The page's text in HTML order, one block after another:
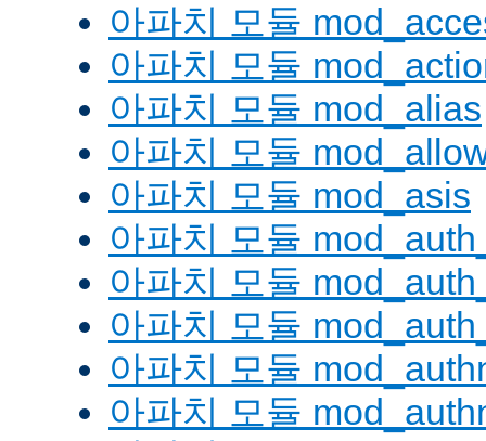
아파치 모듈
아파치 모듈
아파치 모듈 mod_alias
아파치 모듈
아파치 모듈 mod_asis
아파치 모듈
아파치 모듈
아파치 모듈
아파치 모듈
아파치 모듈